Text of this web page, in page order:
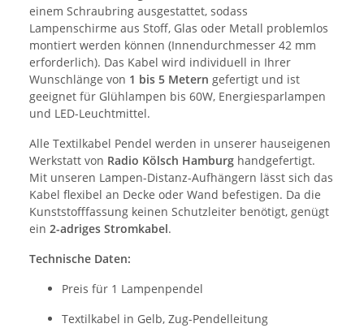
einem Schraubring ausgestattet, sodass
Lampenschirme aus Stoff, Glas oder Metall problemlos
montiert werden können (Innendurchmesser 42 mm
erforderlich). Das Kabel wird individuell in Ihrer
Wunschlänge von 1 bis 5 Metern gefertigt und ist
geeignet für Glühlampen bis 60W, Energiesparlampen
und LED-Leuchtmittel.
Alle Textilkabel Pendel werden in unserer hauseigenen
Werkstatt von Radio Kölsch Hamburg handgefertigt.
Mit unseren Lampen-Distanz-Aufhängern lässt sich das
Kabel flexibel an Decke oder Wand befestigen. Da die
Kunststofffassung keinen Schutzleiter benötigt, genügt
ein 2-adriges Stromkabel.
Technische Daten:
Preis für 1 Lampenpendel
Textilkabel in Gelb, Zug-Pendelleitung